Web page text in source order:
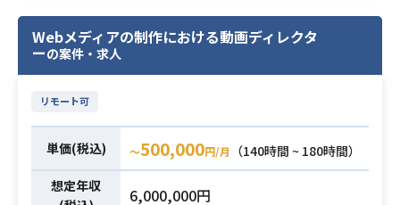
験
業務内容
とができます。
今回はサービスサイトのデザインを
【こんな人におすすめ】
・マーケティング領域のWebデザイ
ンに携わってきた方
・Webだけでなく、グラフィックや
Webメディアの制作における動画ディレクタ
ーの案件・求人
リモート可
単価(税込) 〜500,000円/月
（140時間 ~ 180時間）
想定年収
6,000,000円